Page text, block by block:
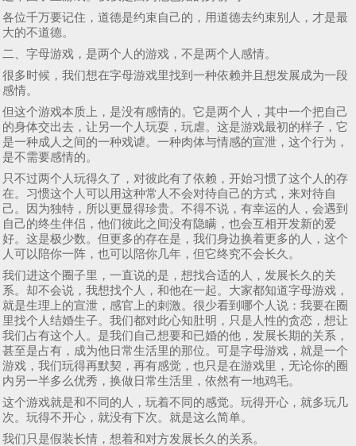
各位千万要记住，道德是约束自己的，用道德去约束别人，才是最
大的不道德。
二、字母游戏，是两个人的游戏，不是两个人感情。
很多时候，我们想在字母游戏里找到一种依赖并且想发展成为一段
感情。
但这个游戏本质上，是没有感情的。它是两个人，其中一个把自己
的身体交出去，让另一个人玩耍，玩虐。这是游戏最初的样子，它
是一种成人之间的一种戏谑。一种肉体与情感的宣泄，这个行为，
是不需要感情的。
只不过两个人玩得久了，对彼此有了依赖，开始习惯了这个人的存
在。习惯这个人可以用这种常人不会对待自己的方式，来对待自
己。因为独特，所以更显得珍贵。不得不说，有幸运的人，会遇到
自己的终生伴侣，他们彼此之间没有隐瞒，也会互相开发新的爱
好。这是极少数。但更多的存在是，我们身边换着更多的人，这个
人可以陪你一阵，也可以陪你几年，但它终究不会长久。
我们进这个圈子里，一直说的是，想找合适的人，发展长久的关
系。却不会说，我想找个人，和他在一起。大家都知道字母游戏，
就是生理上的宣泄，感官上的刺激。很少看到哪个人说：我要在圈
里找个人结婚生子。我们都对此心知肚明，只是人性的贪恋，想让
我们占有这个人。是我们自己想要和已婚的他，发展长期的关系，
甚至是占有，成为他日常生活里的那位。可是字母游戏，就是一个
游戏，我们玩得再默契，再有感觉，也只是在游戏里，无论你的圈
内另一半多么优秀，换做日常生活里，依然有一地鸡毛。
这个游戏就是和不同的人，玩着不同的感觉。玩得开心，就多玩几
次。玩得不开心，就没有下次。就是这么简单。
我们只是假装长情，想着和对方发展长久的关系。